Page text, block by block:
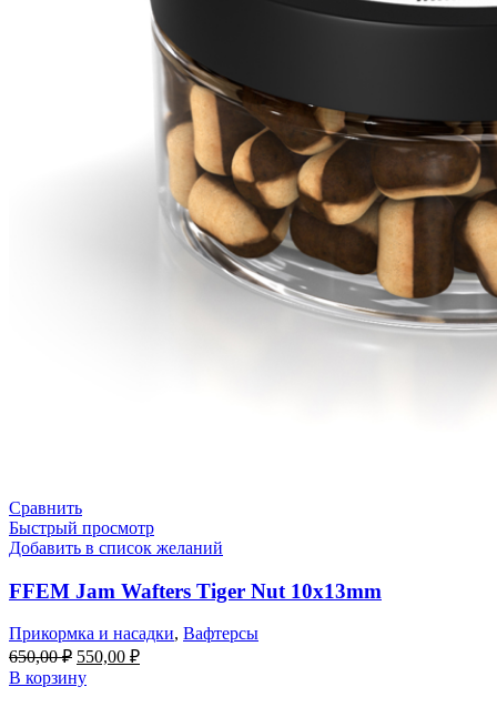
Сравнить
Быстрый просмотр
Добавить в список желаний
FFEM Jam Wafters Tiger Nut 10x13mm
Прикормка и насадки, Вафтерсы
650,00₽ Первоначальная
цена
составляла
550,00 ₽Текущая
В корзину